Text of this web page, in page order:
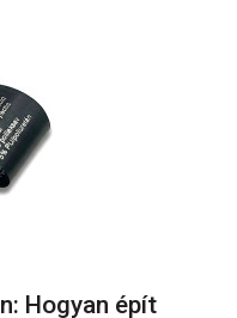
Hogyan épít